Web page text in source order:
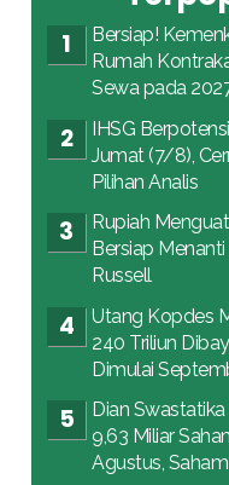
Bersiap!
Rumah
Sewa pada
IHSG
Jumat (7/8),
Pilihan Analis
Rupiah
Bersiap
Russell
Utang Kopdes
240 Triliun
Dimulai
Dian
9,63 Miliar
Agustus,